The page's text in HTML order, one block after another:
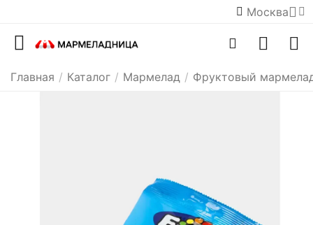
Москва
Главная / Каталог / Мармелад / Фруктовый